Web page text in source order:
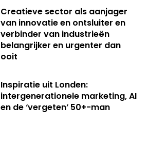
Creatieve sector als aanjager
van innovatie en ontsluiter en
verbinder van industrieën
belangrijker en urgenter dan
ooit
Inspiratie uit Londen:
intergenerationele marketing, AI
en de ‘vergeten’ 50+-man